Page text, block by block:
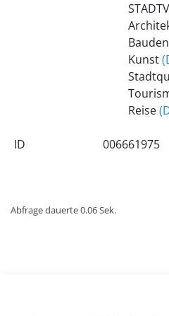
Kunst
Reise
ID 006661975
Abfrage dauerte 0.06 Sek.